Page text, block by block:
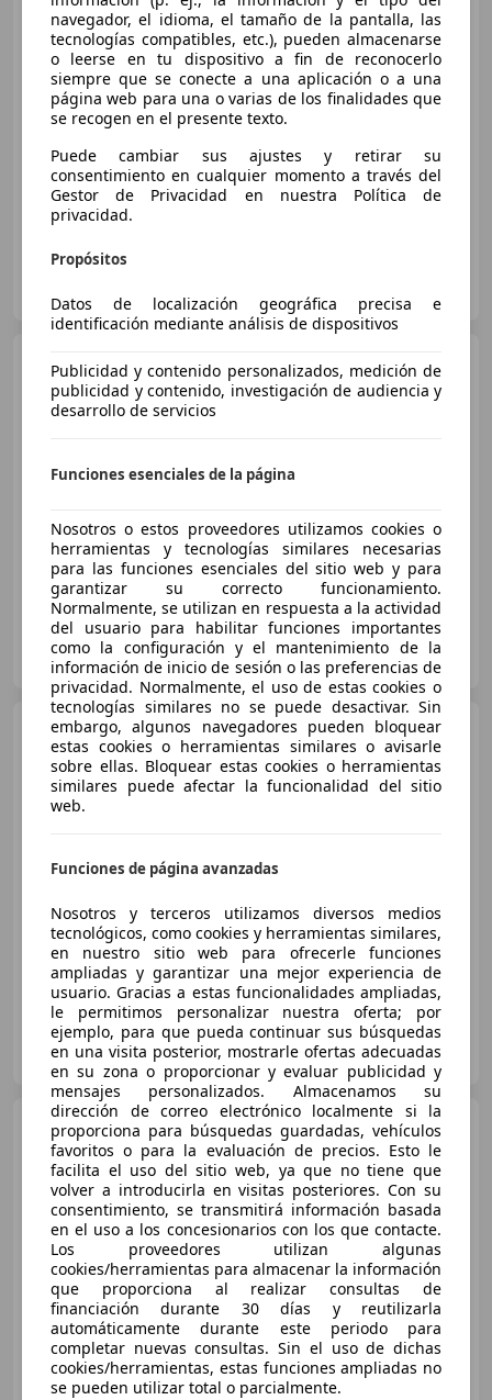
€ 35.990
Buen precio
Garantia, 4WD
Bosch Automobils
Land Rover Defender
5.0 V8 AWD Aut. 525
€ 86.900
05/2022 86.900 km Gasolina 386 kW (525 CV)
ADVENTURE CENTER
ES-28936 Móstoles
Land Rover Defender
SW SE
Sin
08/2014 27.000 km Diésel
90 kW (122 CV)
AUTOMOVILES MARTIN
ES-14440 VILLANUEVA DE CÓRDOBA
Land Rover Defender
TDI Techo Lona
€ 142.000
Sincomparación
07/1992 300 km Diésel 82 kW (111 CV)
COSTA MOTOR SBD SL
navegador, el idioma, el tamaño de la pantalla, las
tecnologías compatibles, etc.), pueden almacenarse
o leerse en tu dispositivo a fin de reconocerlo
siempre que se conecte a una aplicación o a una
página web para una o varias de los finalidades que
se recogen en el presente texto.
Puede cambiar sus ajustes y retirar su
consentimiento en cualquier momento a través del
Gestor de Privacidad en nuestra Política de
privacidad.
Propósitos
Datos de localización geográfica precisa e
identificación mediante análisis de dispositivos
Publicidad y contenido personalizados, medición de
publicidad y contenido, investigación de audiencia y
desarrollo de servicios
Funciones esenciales de la página
Nosotros o estos proveedores utilizamos cookies o
herramientas y tecnologías similares necesarias
para las funciones esenciales del sitio web y para
garantizar su correcto funcionamiento.
Normalmente, se utilizan en respuesta a la actividad
del usuario para habilitar funciones importantes
como la configuración y el mantenimiento de la
información de inicio de sesión o las preferencias de
privacidad. Normalmente, el uso de estas cookies o
tecnologías similares no se puede desactivar. Sin
embargo, algunos navegadores pueden bloquear
estas cookies o herramientas similares o avisarle
sobre ellas. Bloquear estas cookies o herramientas
similares puede afectar la funcionalidad del sitio
web.
Funciones de página avanzadas
Nosotros y terceros utilizamos diversos medios
tecnológicos, como cookies y herramientas similares,
en nuestro sitio web para ofrecerle funciones
ampliadas y garantizar una mejor experiencia de
usuario. Gracias a estas funcionalidades ampliadas,
le permitimos personalizar nuestra oferta; por
ejemplo, para que pueda continuar sus búsquedas
en una visita posterior, mostrarle ofertas adecuadas
en su zona o proporcionar y evaluar publicidad y
mensajes personalizados. Almacenamos su
dirección de correo electrónico localmente si la
proporciona para búsquedas guardadas, vehículos
favoritos o para la evaluación de precios. Esto le
facilita el uso del sitio web, ya que no tiene que
volver a introducirla en visitas posteriores. Con su
consentimiento, se transmitirá información basada
en el uso a los concesionarios con los que contacte.
Los proveedores utilizan algunas
cookies/herramientas para almacenar la información
que proporciona al realizar consultas de
financiación durante 30 días y reutilizarla
automáticamente durante este periodo para
completar nuevas consultas. Sin el uso de dichas
cookies/herramientas, estas funciones ampliadas no
se pueden utilizar total o parcialmente.